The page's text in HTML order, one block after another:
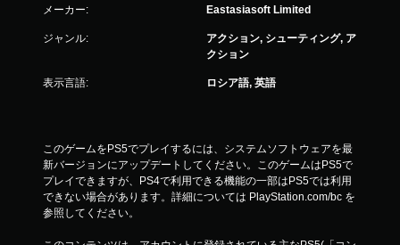
メーカー: Eastasiasoft Limited
ジャンル:
アクション, シューティング, ア
クション
表示言語: ロシア語, 英語
このゲームをPS5でプレイするには、システムソフトウェアを最
新バージョンにアップデートしてください。このゲームはPS5で
プレイできますが、PS4で利用できる機能の一部はPS5では利用
できない場合があります。詳細については PlayStation.com/bc を
参照してください。